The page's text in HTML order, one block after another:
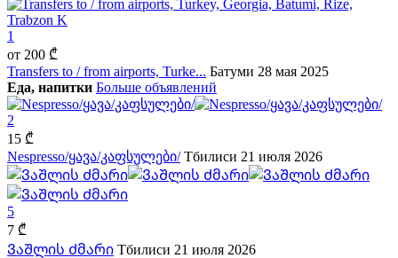
1
от 200 ₾
Transfers to / from airports, Turke... Батуми 28 мая 2025
Еда, напитки Больше объявлений
2
15 ₾
Nespresso/ყავა/კაფსულები/ Тбилиси 21 июля 2026
5
7 ₾
ᲕაᲨლის Ძმარი Тбилиси 21 июля 2026